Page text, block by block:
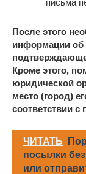
После этого
информации об
Кроме этого,
юридической
место (город)
соответствии с
ЧИТАТЬ
посылки
или